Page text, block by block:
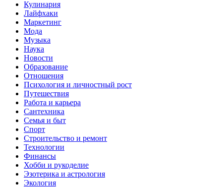
Кулинария
Лайфхаки
Маркетинг
Мода
Музыка
Наука
Новости
Образование
Отношения
Психология и личностный рост
Путешествия
Работа и карьера
Сантехника
Семья и быт
Спорт
Строительство и ремонт
Технологии
Финансы
Хобби и рукоделие
Эзотерика и астрология
Экология